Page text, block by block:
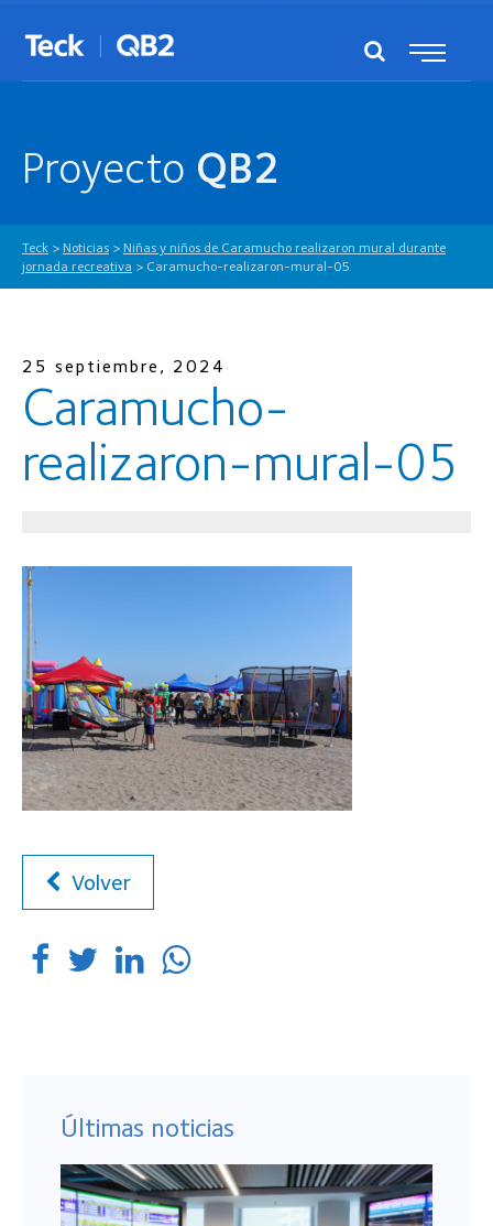
Proyecto QB2
Teck > Noticias > Niñas y niños de Caramucho realizaron mural durante
jornada recreativa > Caramucho-realizaron-mural-05
25 septiembre, 2024
Caramucho-
realizaron-mural-05
Volver
Últimas noticias